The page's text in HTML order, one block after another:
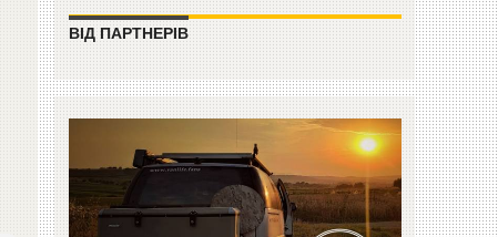
ВІД ПАРТНЕРІВ